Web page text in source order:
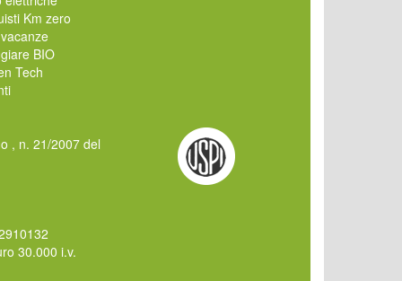
Km zero
BIO
Tech
, n. 21/2007 del
30.000 i.v.